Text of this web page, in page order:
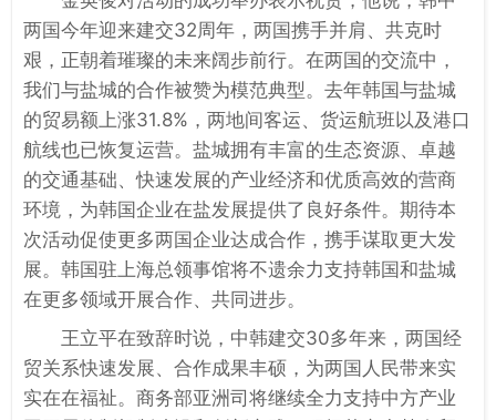
两国今年迎来建交32周年，两国携手并肩、共克时
艰，正朝着璀璨的未来阔步前行。在两国的交流中，
我们与盐城的合作被赞为模范典型。去年韩国与盐城
的贸易额上涨31.8%，两地间客运、货运航班以及港口
航线也已恢复运营。盐城拥有丰富的生态资源、卓越
的交通基础、快速发展的产业经济和优质高效的营商
环境，为韩国企业在盐发展提供了良好条件。期待本
次活动促使更多两国企业达成合作，携手谋取更大发
展。韩国驻上海总领事馆将不遗余力支持韩国和盐城
在更多领域开展合作、共同进步。
王立平在致辞时说，中韩建交30多年来，两国经
贸关系快速发展、合作成果丰硕，为两国人民带来实
实在在福祉。商务部亚洲司将继续全力支持中方产业